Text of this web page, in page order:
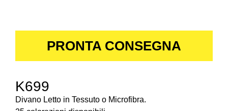
PRONTA CONSEGNA
K699
Divano Letto in Tessuto o Microfibra.